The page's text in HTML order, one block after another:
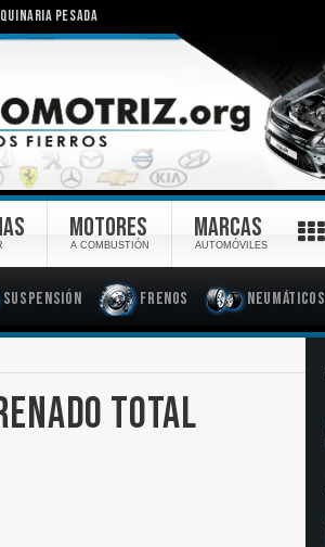
PESADA
Suspensión Frenos Neumáticos
MOTORES
A COMBUSTIÓN
MARCAS
AUTOMÓVILES
TOTAL